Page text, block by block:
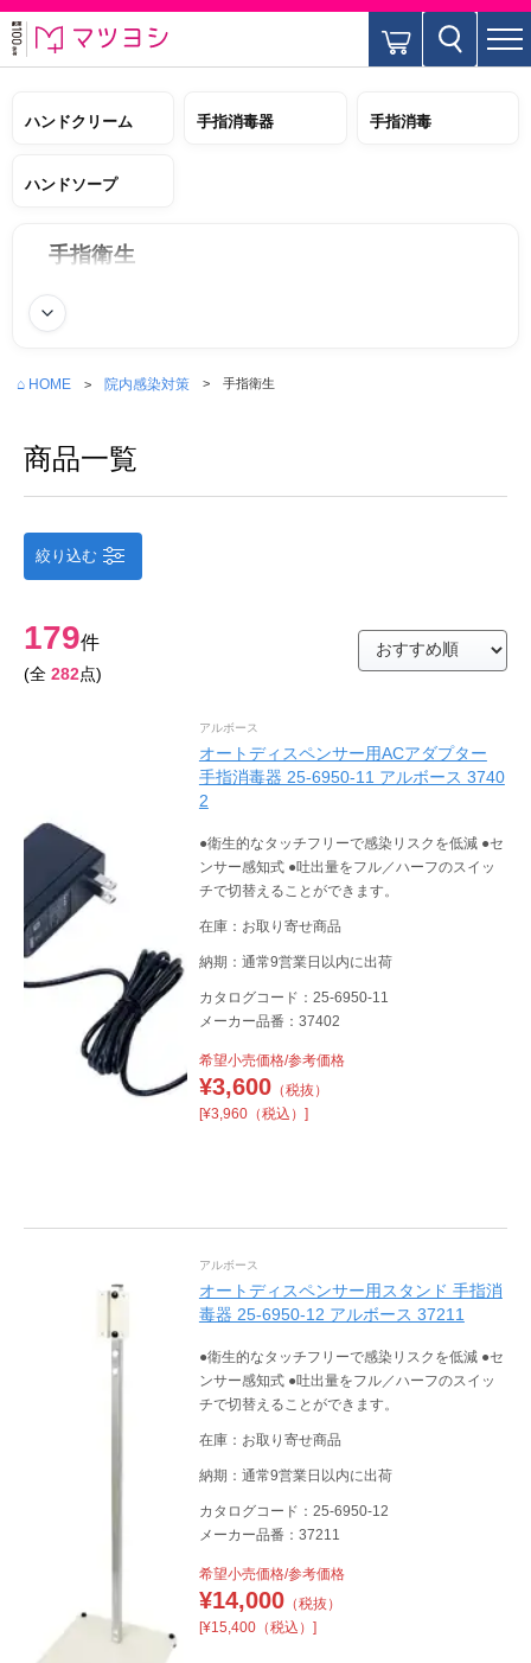
ハンドクリーム 手指消毒器 手指消毒
ハンドソープ
手指衛生
続きを読む
⌂ HOME 院内感染対策 手指衛生
商品一覧
絞り込む
179件
(全 282点)
アルボース
オートディスペンサー用ACアダプター
手指消毒器 25-6950-11 アルボース 3740
2
●衛生的なタッチフリーで感染リスクを低減 ●セ
ンサー感知式 ●吐出量をフル／ハーフのスイッ
チで切替えることができます。
在庫：お取り寄せ商品
納期：通常9営業日以内に出荷
カタログコード：25-6950-11
メーカー品番：37402
希望小売価格/参考価格
¥3,600（税抜）
[¥3,960（税込）]
アルボース
オートディスペンサー用スタンド 手指消
毒器 25-6950-12 アルボース 37211
●衛生的なタッチフリーで感染リスクを低減 ●セ
ンサー感知式 ●吐出量をフル／ハーフのスイッ
チで切替えることができます。
在庫：お取り寄せ商品
納期：通常9営業日以内に出荷
カタログコード：25-6950-12
メーカー品番：37211
希望小売価格/参考価格
¥14,000（税抜）
[¥15,400（税込）]